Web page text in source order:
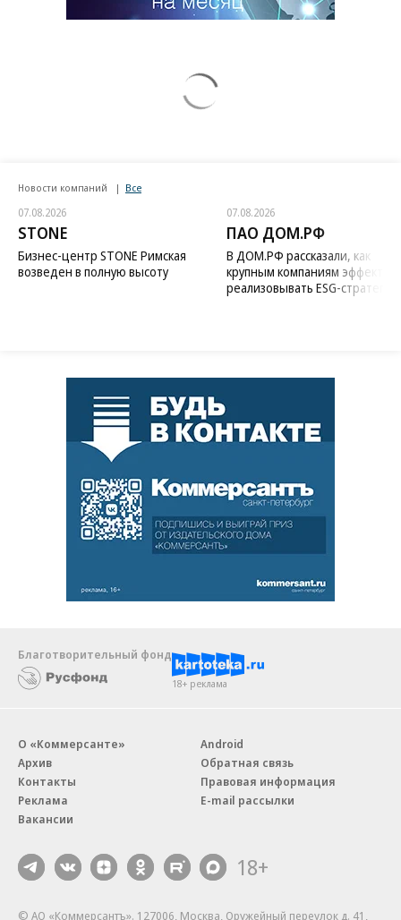
Новости компаний Все
07.08.2026
STONE
Бизнес-центр STONE Римская
возведен в полную высоту
07.08.2026
ПАО ДОМ.РФ
В ДОМ.РФ рассказали, как
крупным компаниям
реализовывать ESG-стратегию
Благотворительный фонд
18+ реклама
О «Коммерсанте»
Архив
Контакты
Реклама
Вакансии
Android
Обратная связь
Правовая информация
E-mail рассылки
18+
© АО «Коммерсантъ». 127006, Москва, Оружейный переулок д. 41,